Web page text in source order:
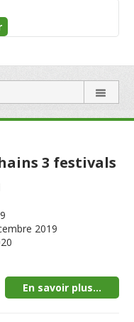
3 festivals
2019
En savoir plus...